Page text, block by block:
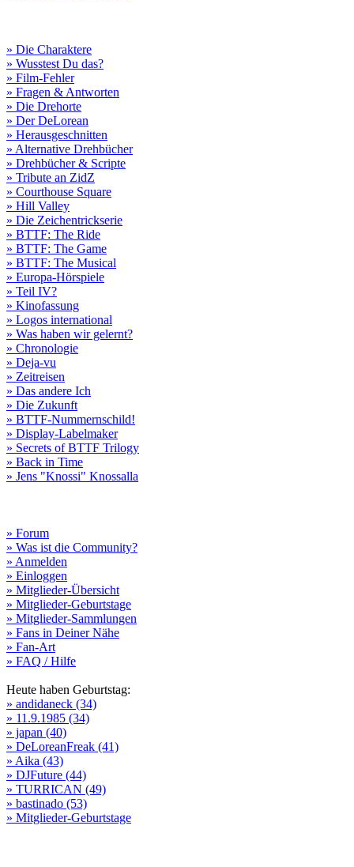
» Die Charaktere
» Wusstest Du das?
» Film-Fehler
» Fragen & Antworten
» Die Drehorte
» Der DeLorean
» Herausgeschnitten
» Alternative Drehbücher
» Drehbücher & Scripte
» Tribute an ZidZ
» Courthouse Square
» Hill Valley
» Die Zeichentrickserie
» BTTF: The Ride
» BTTF: The Game
» BTTF: The Musical
» Europa-Hörspiele
» Teil IV?
» Kinofassung
» Logos international
» Was haben wir gelernt?
» Chronologie
» Deja-vu
» Zeitreisen
» Das andere Ich
» Die Zukunft
» BTTF-Nummernschild!
» Display-Labelmaker
» Secrets of BTTF Trilogy
» Back in Time
» Jens "Knossi" Knossalla
» Forum
» Was ist die Community?
» Anmelden
» Einloggen
» Mitglieder-Übersicht
» Mitglieder-Geburtstage
» Mitglieder-Sammlungen
» Fans in Deiner Nähe
» Fan-Art
» FAQ / Hilfe
Heute haben Geburtstag:
» andidaneck (34)
» 11.9.1985 (34)
» japan (40)
» DeLoreanFreak (41)
» Aika (43)
» DJFuture (44)
» TURRICAN (49)
» bastinado (53)
» Mitglieder-Geburtstage